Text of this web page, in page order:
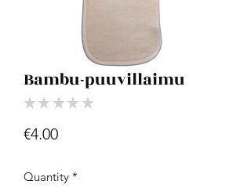
Bambu-puuvillaimu
★ ★ ★ ★ ★
€4.00Price
Quantity *